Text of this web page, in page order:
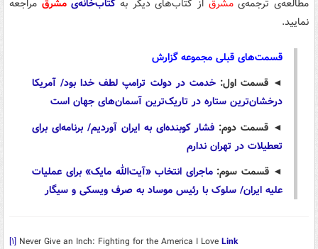
مطالعه‌ی ترجمه‌یمشرق از کتاب‌های دیگر بهکتاب‌خانه‌یمشرق مراجعه
نمایید.
قسمت‌های قبلی مجموعه گزارش
◄ قسمت اول:خدمت در دولت ترامپ لطف خدا بود/ آمریکا
درخشان‌ترین ستاره در تاریک‌ترین آسمان‌های جهان است
◄ قسمت دوم: فشار کوبنده‌ای به ایران آوردیم/ برنامه‌ای برای
تعطیلات در تهران ندارم
◄ قسمت سوم:ماجرای انتخاب «آیت‌الله مایک» برای عملیات
علیه ایران/ سلوک با رئیس موساد به صرف ویسکی و سیگار
[۱] Never Give an Inch: Fighting for the America I Love Link